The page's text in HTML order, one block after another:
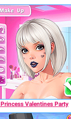
Valentines Party